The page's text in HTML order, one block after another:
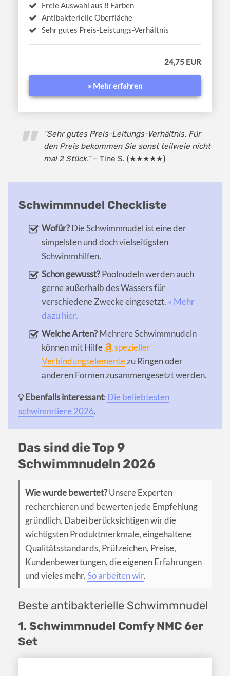
Freie Auswahl aus 8 Farben
Antibakterielle Oberfläche
Sehr gutes Preis-Leistungs-Verhältnis
24,75 EUR
» Mehr erfahren
“Sehr gutes Preis-Leitungs-Verhältnis. Für
den Preis bekommen Sie sonst teilweie nicht
mal 2 Stück.”– Tine S. (★★★★★)
Schwimmnudel Checkliste
Wofür?Die Schwimmnudel ist eine der
simpelsten und doch vielseitigsten
Schwimmhilfen.
Schon gewusst?Poolnudeln werden auch
gerne außerhalb des Wassers für
verschiedene Zwecke eingesetzt. » Mehr
dazu hier.
Welche Arten?Mehrere Schwimmnudeln
können mit Hilfe
spezieller
Verbindungselementezu Ringen oder
anderen Formen zusammengesetzt werden.
Ebenfalls interessant: Die beliebtesten
schwimmtiere 2026.
Das sind die Top 9
Schwimmnudeln 2026
Wie wurde bewertet?Unsere Experten
recherchieren und bewerten jede Empfehlung
gründlich. Dabei berücksichtigen wir die
wichtigsten Produktmerkmale, eingehaltene
Qualitätsstandards, Prüfzeichen, Preise,
Kundenbewertungen, die eigenen Erfahrungen
und vieles mehr.So arbeiten wir.
Beste antibakterielle Schwimmnudel
1. Schwimmnudel Comfy NMC 6er
Set